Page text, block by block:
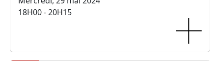
18H00 - 20H15